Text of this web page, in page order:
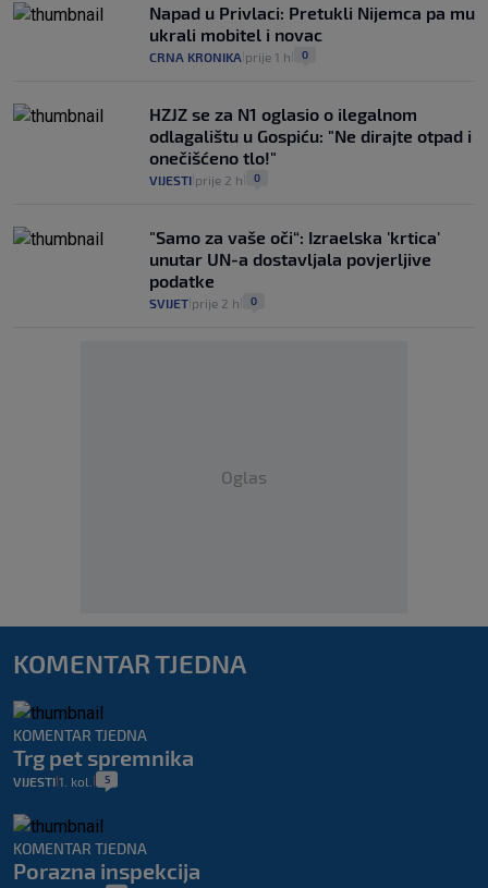
Napad u Privlaci: Pretukli Nijemca pa mu
ukrali mobitel i novac
CRNA KRONIKA prije 1 h 0
HZJZ se za N1 oglasio o ilegalnom
odlagalištu u Gospiću: "Ne dirajte otpad i
onečišćeno tlo!"
VIJESTI prije 2 h 0
"Samo za vaše oči“: Izraelska 'krtica'
unutar UN-a dostavljala povjerljive
podatke
SVIJET prije 2 h 0
Oglas
KOMENTAR TJEDNA
KOMENTAR TJEDNA
Trg pet spremnika
VIJESTI 1. kol. 5
KOMENTAR TJEDNA
Porazna inspekcija